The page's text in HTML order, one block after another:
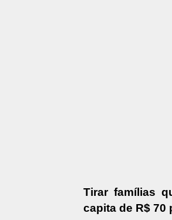
Tirar famílias
capita de R$ 70